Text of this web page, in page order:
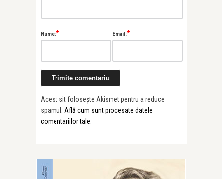
Nume:* Email:*
Acest sit folosește Akismet pentru a reduce
spamul. Află cum sunt procesate datele
comentariilor tale